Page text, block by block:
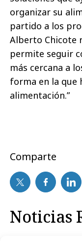
organizar su
partido a los
Alberto Chicote
permite seguir
más cercana a
forma en la que
alimentación.”
Comparte
Noticias